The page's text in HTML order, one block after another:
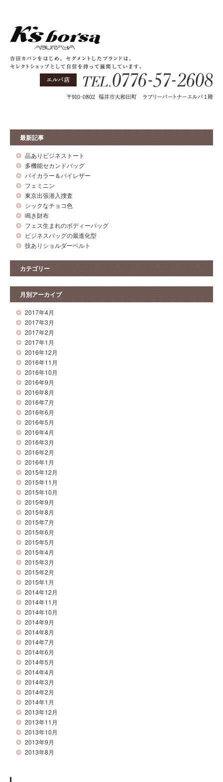
最新記事
品ありビジネストート
多機能セカンドバッグ
バイカラー＆バイレザー
フェミニン
東京出張潜入捜査
シックなチョコ色
鳴き財布
フェス生まれのボディーバッグ
ビジネスバッグの最進化型
技ありショルダーベルト
カテゴリー
月別アーカイブ
2017年4月
2017年3月
2017年2月
2017年1月
2016年12月
2016年11月
2016年10月
2016年9月
2016年8月
2016年7月
2016年6月
2016年5月
2016年4月
2016年3月
2016年2月
2016年1月
2015年12月
2015年11月
2015年10月
2015年9月
2015年8月
2015年7月
2015年6月
2015年5月
2015年4月
2015年3月
2015年2月
2015年1月
2014年12月
2014年11月
2014年10月
2014年9月
2014年8月
2014年7月
2014年6月
2014年5月
2014年4月
2014年3月
2014年2月
2014年1月
2013年12月
2013年11月
2013年10月
2013年9月
2013年8月